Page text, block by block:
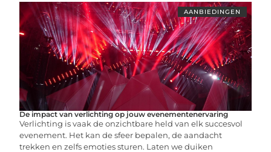
AANBIEDINGEN
De impact van verlichting op jouw evenementenervaring
Verlichting is vaak de onzichtbare held van elk succesvol
evenement. Het kan de sfeer bepalen, de aandacht
trekken en zelfs emoties sturen. Laten we duiken